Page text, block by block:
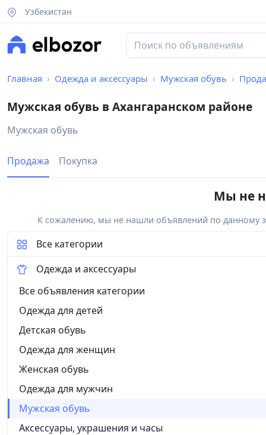
Узбекистан
Главная Одежда и аксессуары Мужская обувь
Мужская обувь в Ахангаранском районе
Мужская обувь
Продажа Покупка
Мы не
К сожалению, мы не нашли объявлений по данному
Все категории
Одежда и аксессуары
Все объявления категории
Одежда для детей
Детская обувь
Одежда для женщин
Женская обувь
Одежда для мужчин
Мужская обувь
Аксессуары, украшения и часы